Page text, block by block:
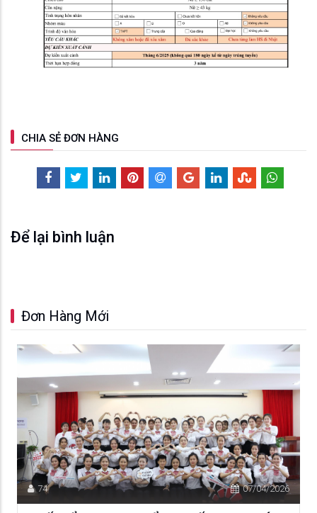
CHIA SẺ ĐƠN HÀNG
Để lại bình luận
Đơn Hàng Mới
07/04/2026
74